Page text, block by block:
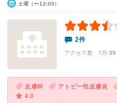
土曜（〜12:00）
2件
アクセス数 7月:39
皮膚科 アトピー性皮膚炎
4.0